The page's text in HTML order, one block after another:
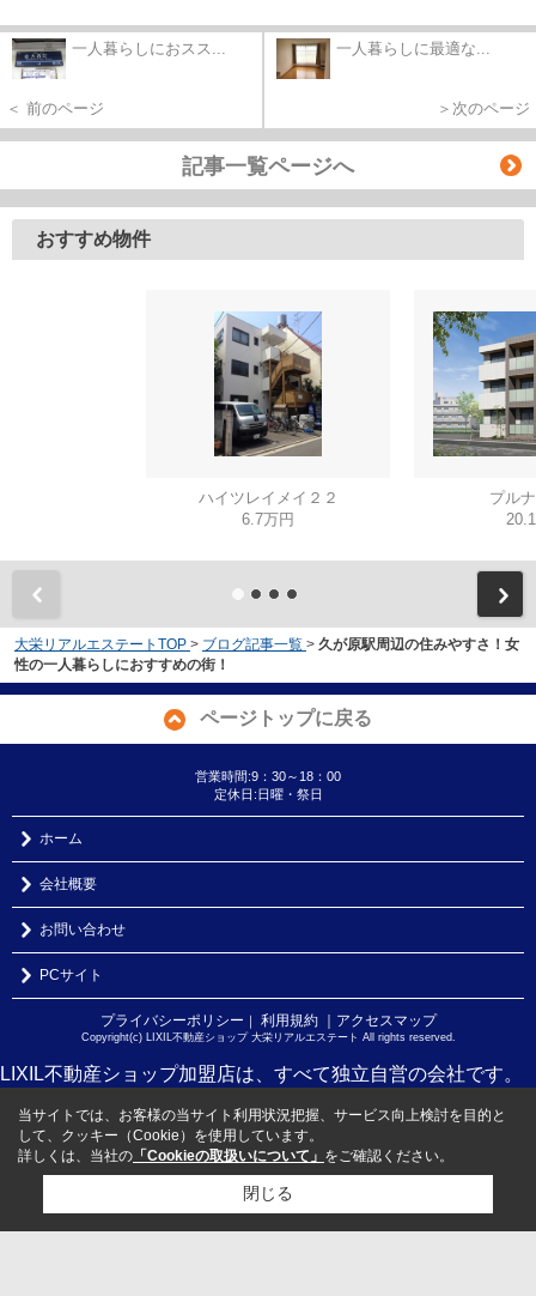
一人暮らしにおスス...
＜ 前のページ
一人暮らしに最適な...
＞次のページ
記事一覧ページへ
おすすめ物件
ハイツレイメイ２２
6.7万円
プル
大栄リアルエステートTOP > ブログ記事一覧 > 久が原駅周辺の住みやすさ！女
性の一人暮らしにおすすめの街！
ページトップに戻る
営業時間:9：30～18：00
定休日:日曜・祭日
ホーム
会社概要
お問い合わせ
PCサイト
プライバシーポリシー ｜ 利用規約 ｜アクセスマップ
Copyright(c) LIXIL不動産ショップ 大栄リアルエステート All rights reserved.
LIXIL不動産ショップ加盟店は、すべて独立自営の会社です。
当サイトでは、お客様の当サイト利用状況把握、サービス向上検討を目的と
して、クッキー（Cookie）を使用しています。
詳しくは、当社の 「Cookieの取扱いについて」 をご確認ください。
閉じる